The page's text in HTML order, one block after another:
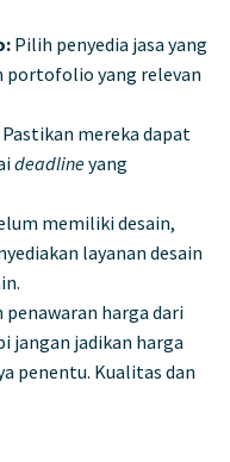
Pilih penyedia jasa yang
portofolio yang relevan
Pastikan mereka dapat
deadlineyang
memiliki desain,
layanan desain
penawaran harga dari
jangan jadikan harga
penentu. Kualitas dan